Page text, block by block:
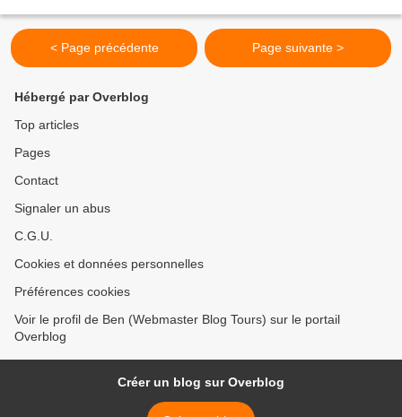
< Page précédente Page suivante >
Hébergé par Overblog
Top articles
Pages
Contact
Signaler un abus
C.G.U.
Cookies et données personnelles
Préférences cookies
Voir le profil de Ben (Webmaster Blog Tours) sur le portail
Overblog
Créer un blog sur Overblog